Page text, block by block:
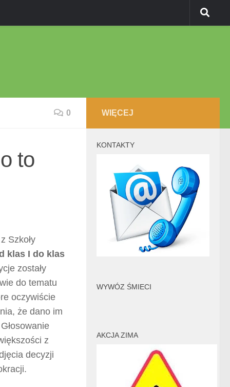
0
to
Szkoły
klas I do klas
zostały
do tematu
oczywiście
że dano im
z
decyzji
WIĘCEJ
KONTAKTY
WYWÓZ ŚMIECI
AKCJA ZIMA